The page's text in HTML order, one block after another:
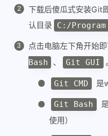
下载后傻瓜式安装Git
认目录
C:/
点击电脑左下角开始
Bash
、 Git GUI 。
Git CMD 是
Git Bash
使用）